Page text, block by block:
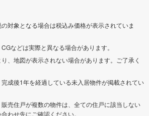
対象となる場合は税込み価格が表示されていま
などは実際と異なる場合があります。
、地図が表示されない場合があります。ご了承く
完成後1年を経過している未入居物件が掲載されてい
販売住戸が複数の物件は、全ての住戸に該当しない
わせ先にご確認ください。